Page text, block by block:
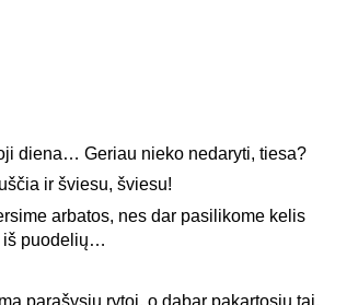
diena… Geriau nieko nedaryti, tiesa?
ir šviesu, šviesu!
arbatos, nes dar pasilikome kelis
iš puodelių…